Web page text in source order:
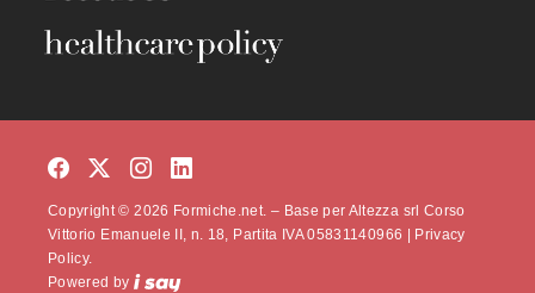
Copyright © 2026 Formiche.net. – Base per Altezza srl Corso
Vittorio Emanuele II, n. 18, Partita IVA 05831140966 |
Privacy
Policy.
Powered by